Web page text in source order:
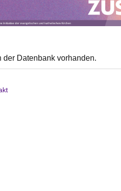
der Datenbank vorhanden.